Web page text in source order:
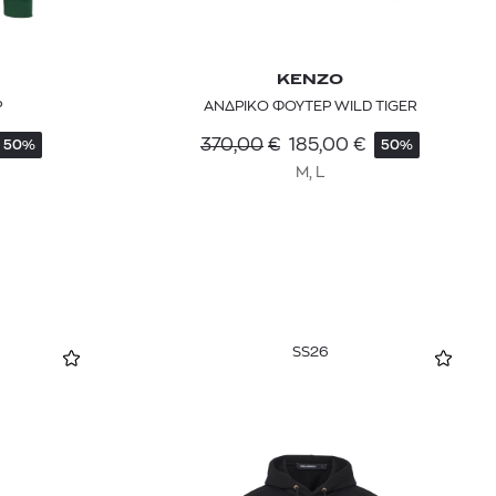
50%
KENZO
ΑΝΔΡΙΚΟ ΦΟΥΤΕΡ WILD TIGER
370,00 € 185,00 € 50%
M, L
SS26